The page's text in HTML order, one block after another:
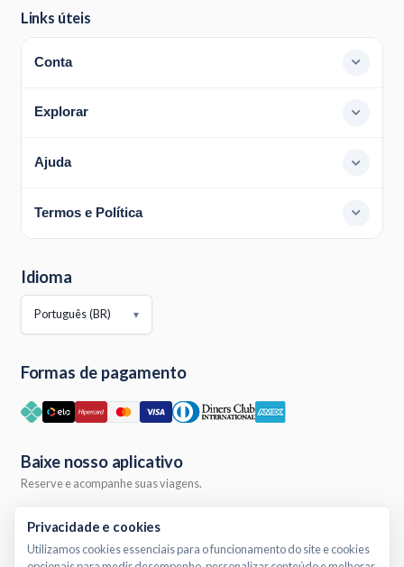
Baixe nosso aplicativo
Reserve e acompanhe suas viagens.
Links úteis
Conta
Explorar
Ajuda
Termos e Política
Idioma
▼
Formas de pagamento
Privacidade e cookies
Utilizamos cookies essenciais para o funcionamento do site e cookies